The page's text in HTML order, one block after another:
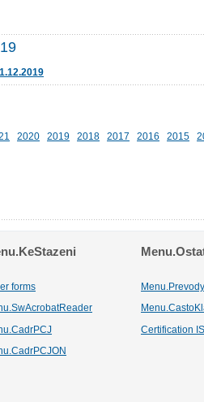
2020 2019 2018 2017 2016 2015
forms
Certification